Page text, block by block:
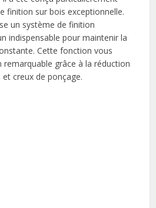
finition sur bois exceptionnelle.
un système de finition
indispensable pour maintenir la
Cette fonction vous
grâce à la réduction
creux de ponçage.